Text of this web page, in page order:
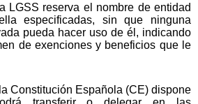
LGSS reserva el nombre de entidad
especificadas, sin que ninguna
pueda hacer uso de él, indicando
de exenciones y beneficios que le
Constitución Española (CE) dispone